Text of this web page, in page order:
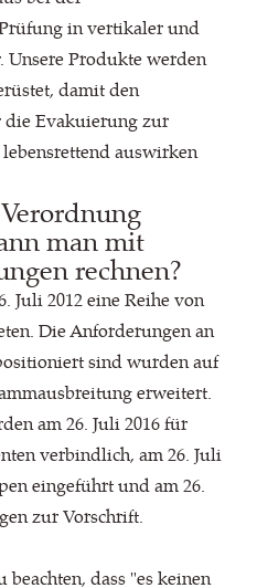
in vertikaler und
Produkte werden
damit den
die Evakuierung zur
auswirken
man mit
rechnen?
Juli 2012 eine Reihe von
Die Anforderungen an
sind wurden auf
erweitert.
am 26. Juli 2016 für
verbindlich, am 26. Juli
eingeführt und am 26.
zur Vorschrift.
dass "es keinen